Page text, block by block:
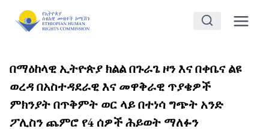
በማዕከላዊ ኢትዮጵያ ክልል በጉራጌ ዞን እና በቀቤና ልዩ
ወረዳ በአስተዳደራዊ እና መዋቅራዊ ጥያቄዎች
ምክንያት በጥቅምት ወር ላይ በተነሳ ግጭት አንድ
ፖሊስን ጨምሮ የ4 ሰዎች ሕይወት ማለፉን